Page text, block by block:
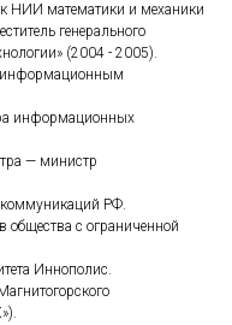
НИИ математики и механики
генерального
(2004 - 2005).
информационным
информационных
— министр
РФ.
общества с ограниченной
Иннополис.